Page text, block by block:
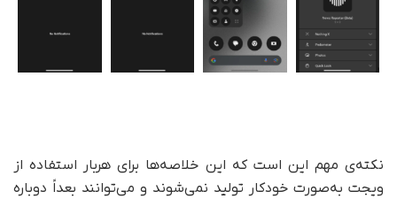
نکته‌ی مهم این است که این خلاصه‌ها برای هربار استفاده از
ویجت به‌صورت خودکار تولید نمی‌شوند و می‌توانند بعداً دوباره